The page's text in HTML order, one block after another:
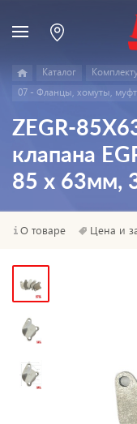
Каталог
07 - Фланцы, хомуты,
ZEGR-
клапана
85 x 63мм,
О товаре Цена и